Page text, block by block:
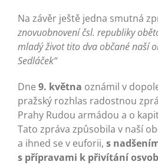
Na závěr ještě jedna smutná
znovuobnovení čsl. republiky
mladý život tito dva občané naší
Sedláček“
Dne 9. května oznámil v
pražský rozhlas radostnou
Prahy Rudou armádou a o
Tato zpráva způsobila v naší
a ihned se v euforii, s
s přípravami k přivítání